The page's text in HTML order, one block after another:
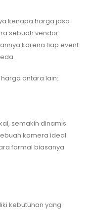
kenapa harga jasa
sebuah vendor
karena tiap event
antara lain:
semakin dinamis
kamera ideal
formal biasanya
kebutuhan yang